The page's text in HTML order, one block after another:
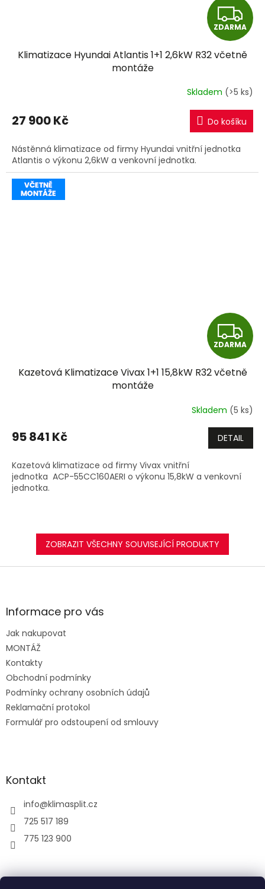
Z
D
A
R
M
A
ZDARMA
Klimatizace Hyundai Atlantis 1+1 2,6kW R32 včetně
montáže
Skladem (>5 ks)
27 900 Kč Do košíku
Nástěnná klimatizace od firmy Hyundai vnitřní jednotka
Atlantis o výkonu 2,6kW a venkovní jednotka.
Z
D
A
R
M
A
ZDARMA
Kazetová Klimatizace Vivax 1+1 15,8kW R32 včetně
montáže
Skladem (5 ks)
95 841 Kč DETAIL
Kazetová klimatizace od firmy Vivax vnitřní
jednotka ACP-55CC160AERI o výkonu 15,8kW a venkovní
jednotka.
ZOBRAZIT VŠECHNY SOUVISEJÍCÍ PRODUKTY
Z
aInformace pro vás
Jak nakupovat
MONTÁŽ
Kontakty
Obchodní podmínky
Podmínky ochrany osobních údajů
Reklamační protokol
Formulář pro odstoupení od smlouvy
Kontakt
info@klimasplit.cz
725 517 189
775 123 900